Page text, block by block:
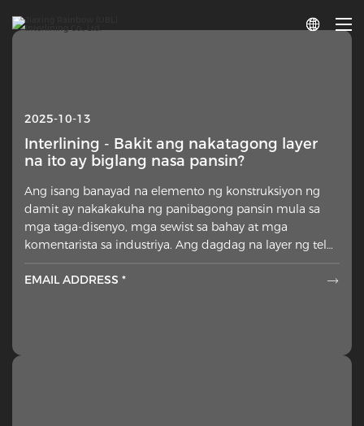

2025-10-13
Interlining - Bakit ang nakatagong layer
na ito ay biglang nasa pansin?
Ang isang banayad na elemento ng konstruksiyon ng
damit ay nakakakuha ng panibagong pansin mula sa
mga taga-disenyo, mga sewist sa bahay at mga
komentarista sa industriya. Ang dagdag na layer ng tela
na materyales ha
EMAIL ADDRESS * 